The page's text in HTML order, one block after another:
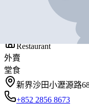
Restaurant
外賣
堂食
新界沙田小瀝源路
+852 2856 8673